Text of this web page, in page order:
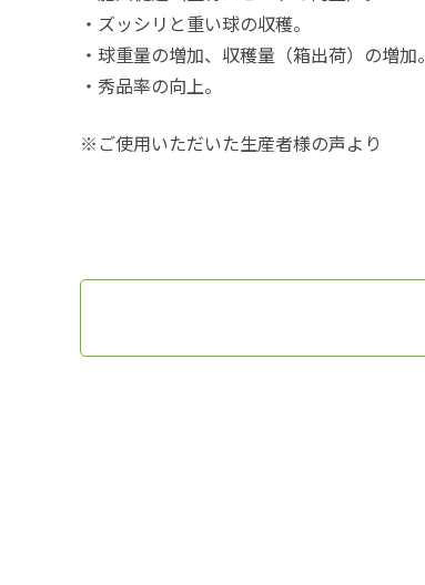
・ズッシリと重い球の収穫。
・球重量の増加、収穫量（箱出荷）の増加。
・秀品率の向上。
※ご使用いただいた生産者様の声より